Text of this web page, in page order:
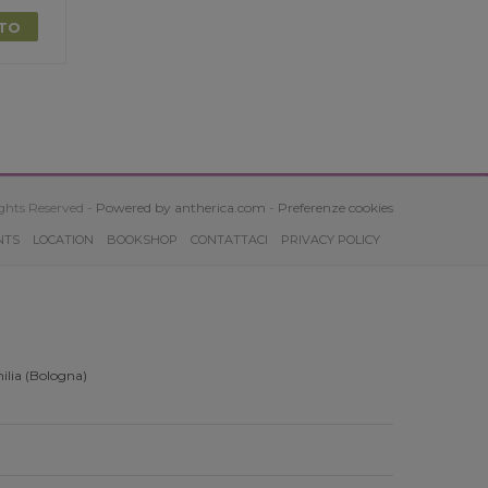
Reserved - Powered by antherica.com - Preferenze cookies
LOCATION BOOKSHOP CONTATTACI PRIVACY POLICY
(Bologna)